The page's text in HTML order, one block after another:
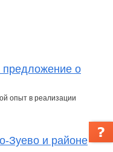
предложение о
опыт в реализации
Зуево и районе